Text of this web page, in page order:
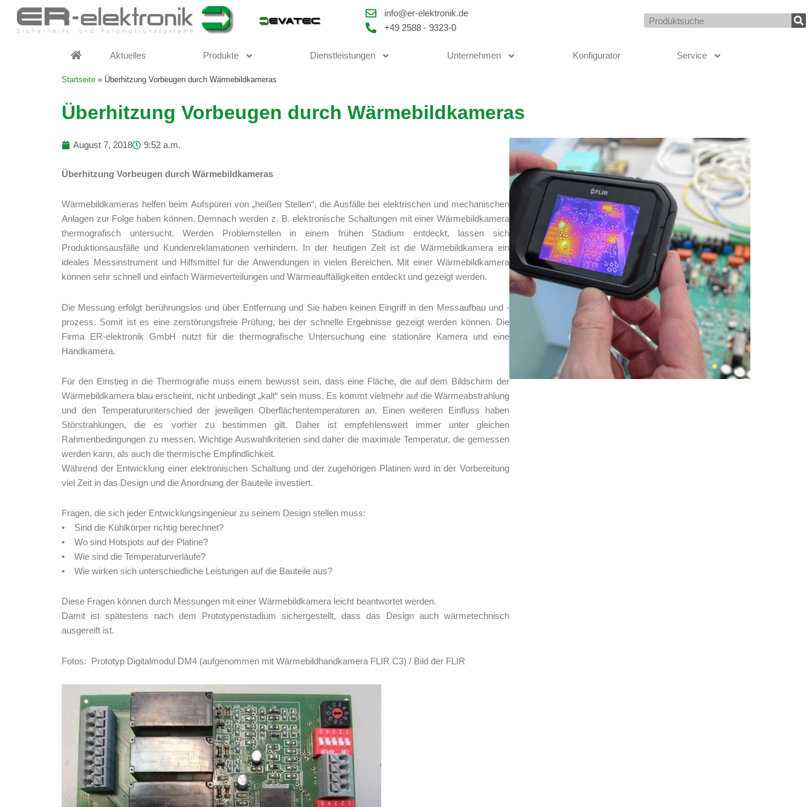
Inhalt
springen
info@er-elektronik.de
+49 2588 - 9323-0
Suche
Aktuelles Produkte Dienstleistungen Unternehmen Konfigurator Service
Startseite » Überhitzung Vorbeugen durch Wärmebildkameras
Überhitzung Vorbeugen durch Wärmebildkameras
August 7, 2018 9:52 a.m.
Überhitzung Vorbeugen durch Wärmebildkameras
Wärmebildkameras helfen beim Aufspüren von „heißen Stellen“, die Ausfälle bei elektrischen und mechanischen
Anlagen zur Folge haben können. Demnach werden z. B. elektronische Schaltungen mit einer Wärmebildkamera
thermografisch untersucht. Werden Problemstellen in einem frühen Stadium entdeckt, lassen sich
Produktionsausfälle und Kundenreklamationen verhindern. In der heutigen Zeit ist die Wärmebildkamera ein
ideales Messinstrument und Hilfsmittel für die Anwendungen in vielen Bereichen. Mit einer Wärmebildkamera
können sehr schnell und einfach Wärmeverteilungen und Wärmeauffälligkeiten entdeckt und gezeigt werden.
Die Messung erfolgt berührungslos und über Entfernung und Sie haben keinen Eingriff in den Messaufbau und -
prozess. Somit ist es eine zerstörungsfreie Prüfung, bei der schnelle Ergebnisse gezeigt werden können. Die
Firma ER-elektronik GmbH nutzt für die thermografische Untersuchung eine stationäre Kamera und eine
Handkamera.
Für den Einstieg in die Thermografie muss einem bewusst sein, dass eine Fläche, die auf dem Bildschirm der
Wärmebildkamera blau erscheint, nicht unbedingt „kalt“ sein muss. Es kommt vielmehr auf die Wärmeabstrahlung
und den Temperaturunterschied der jeweiligen Oberflächentemperaturen an. Einen weiteren Einfluss haben
Störstrahlungen, die es vorher zu bestimmen gilt. Daher ist empfehlenswert immer unter gleichen
Rahmenbedingungen zu messen. Wichtige Auswahlkriterien sind daher die maximale Temperatur, die gemessen
werden kann, als auch die thermische Empfindlichkeit.
Während der Entwicklung einer elektronischen Schaltung und der zugehörigen Platinen wird in der Vorbereitung
viel Zeit in das Design und die Anordnung der Bauteile investiert.
Fragen, die sich jeder Entwicklungsingenieur zu seinem Design stellen muss:
• Sind die Kühlkörper richtig berechnet?
• Wo sind Hotspots auf der Platine?
• Wie sind die Temperaturverläufe?
• Wie wirken sich unterschiedliche Leistungen auf die Bauteile aus?
Diese Fragen können durch Messungen mit einer Wärmebildkamera leicht beantwortet werden.
Damit ist spätestens nach dem Prototypenstadium sichergestellt, dass das Design auch wärmetechnisch
ausgereift ist.
Fotos: Prototyp Digitalmodul DM4 (aufgenommen mit Wärmebildhandkamera FLIR C3) / Bild der FLIR